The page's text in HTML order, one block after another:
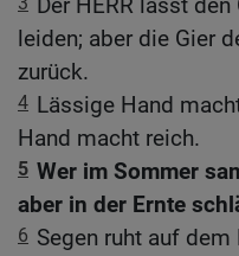
Der HERR lässt
leiden; aber die Gier
zurück.
4 Lässige Hand
Hand macht reich.
5 Wer im Sommer
aber in der Ernte
6 Segen ruht auf